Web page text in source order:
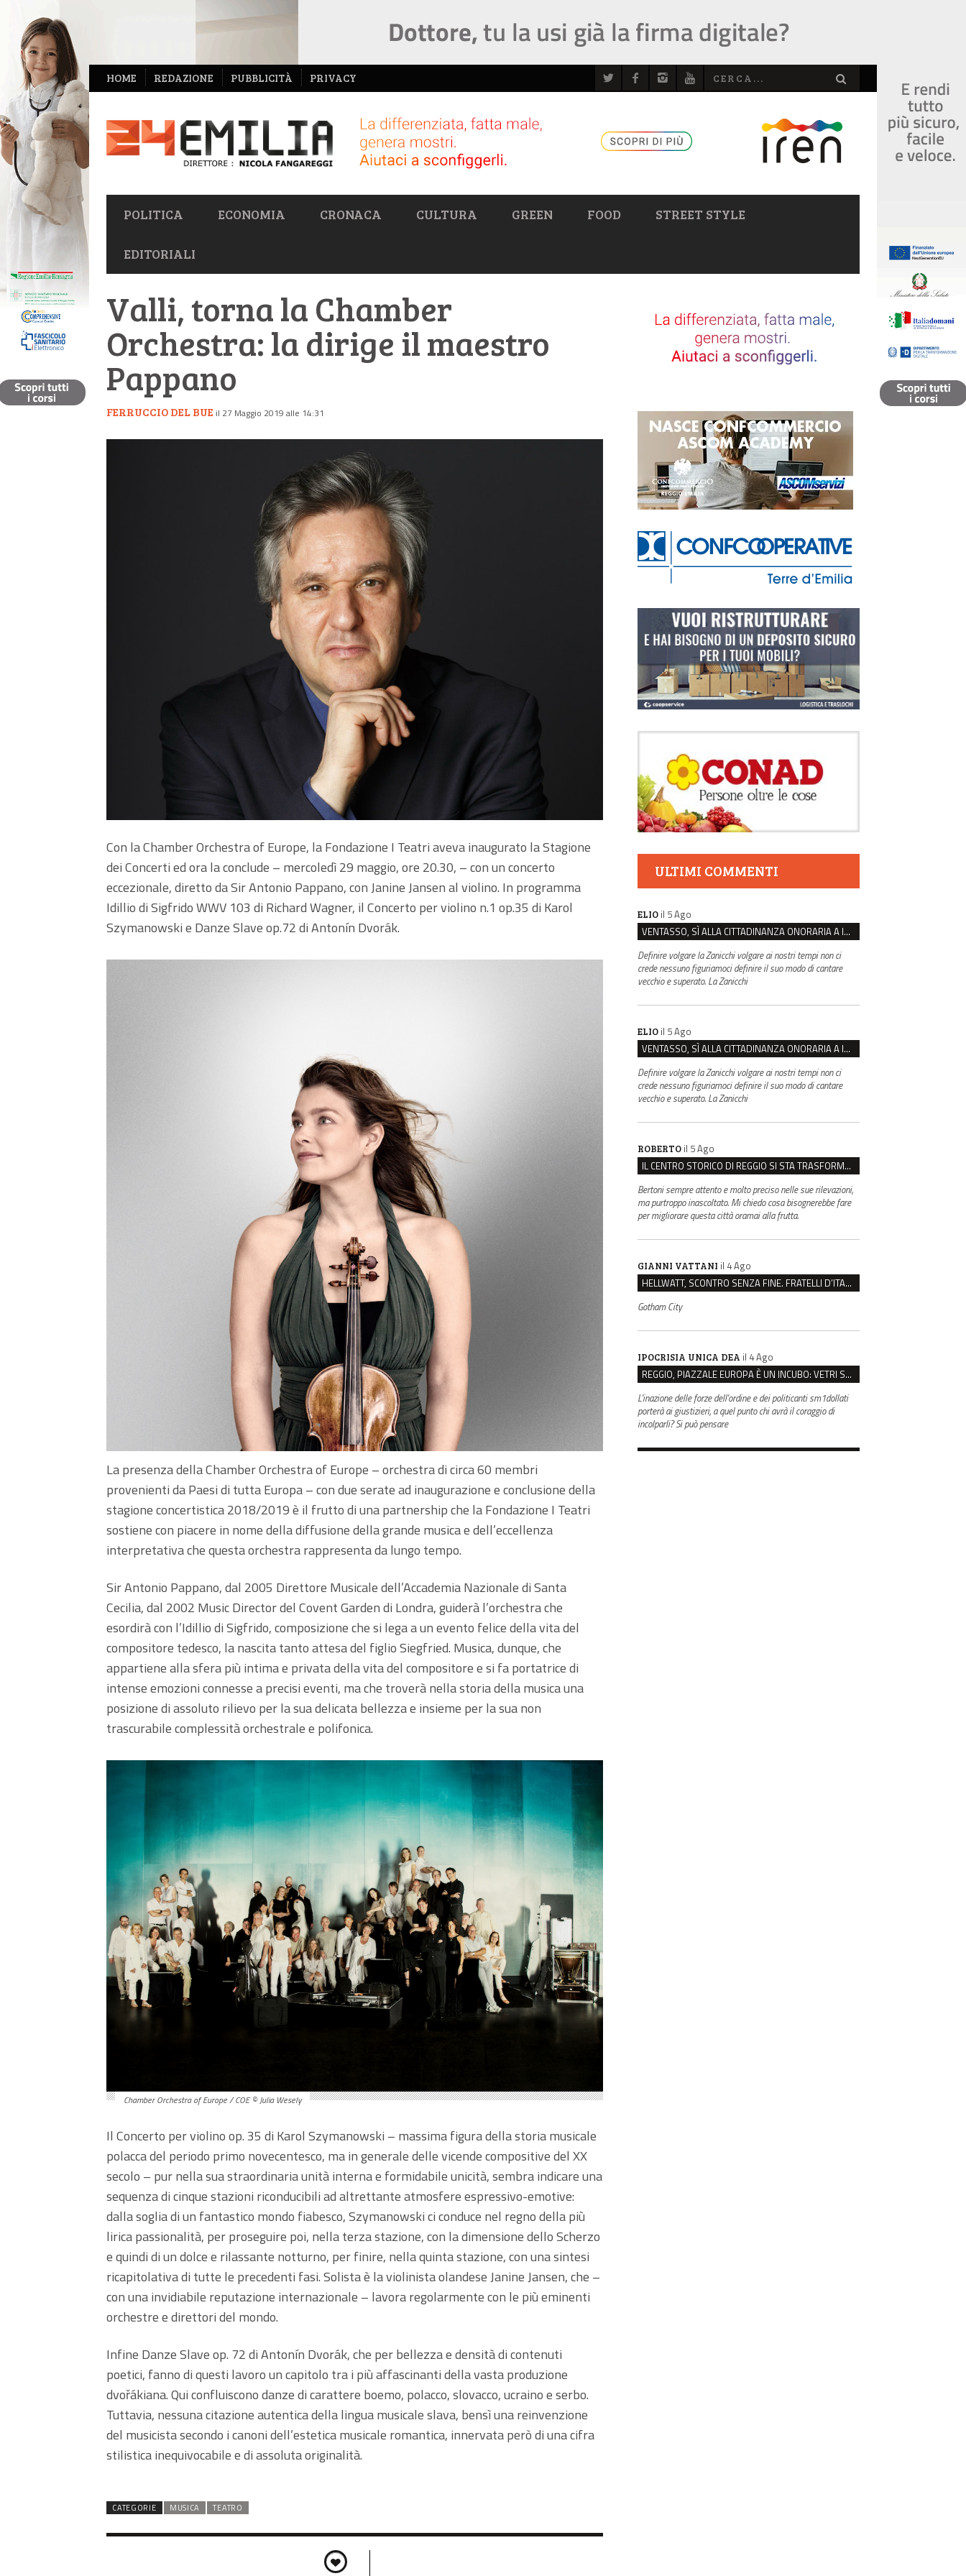
NAVIGAZIONE
SECONDARIA
HOME REDAZIONE PUBBLICITÀ PRIVACY
NAVIGAZIONE
PRIMARIA
POLITICA ECONOMIA CRONACA CULTURA GREEN FOOD STREET STYLE
EDITORIALI
Valli, torna la Chamber
Orchestra: la dirige il maestro
Pappano
FERRUCCIO DEL BUE il 27 Maggio 2019 alle 14:31
Con la Chamber Orchestra of Europe, la Fondazione I Teatri aveva inaugurato la Stagione
dei Concerti ed ora la conclude – mercoledì 29 maggio, ore 20.30, – con un concerto
eccezionale, diretto da Sir Antonio Pappano, con Janine Jansen al violino. In programma
Idillio di Sigfrido WWV 103 di Richard Wagner, il Concerto per violino n.1 op.35 di Karol
Szymanowski e Danze Slave op.72 di Antonín Dvorák.
La presenza della Chamber Orchestra of Europe – orchestra di circa 60 membri
provenienti da Paesi di tutta Europa – con due serate ad inaugurazione e conclusione della
stagione concertistica 2018/2019 è il frutto di una partnership che la Fondazione I Teatri
sostiene con piacere in nome della diffusione della grande musica e dell’eccellenza
interpretativa che questa orchestra rappresenta da lungo tempo.
Sir Antonio Pappano, dal 2005 Direttore Musicale dell’Accademia Nazionale di Santa
Cecilia, dal 2002 Music Director del Covent Garden di Londra, guiderà l’orchestra che
esordirà con l’Idillio di Sigfrido, composizione che si lega a un evento felice della vita del
compositore tedesco, la nascita tanto attesa del figlio Siegfried. Musica, dunque, che
appartiene alla sfera più intima e privata della vita del compositore e si fa portatrice di
intense emozioni connesse a precisi eventi, ma che troverà nella storia della musica una
posizione di assoluto rilievo per la sua delicata bellezza e insieme per la sua non
trascurabile complessità orchestrale e polifonica.
Chamber Orchestra of Europe / COE © Julia Wesely
Il Concerto per violino op. 35 di Karol Szymanowski – massima figura della storia musicale
polacca del periodo primo novecentesco, ma in generale delle vicende compositive del XX
secolo – pur nella sua straordinaria unità interna e formidabile unicità, sembra indicare una
sequenza di cinque stazioni riconducibili ad altrettante atmosfere espressivo-emotive:
dalla soglia di un fantastico mondo fiabesco, Szymanowski ci conduce nel regno della più
lirica passionalità, per proseguire poi, nella terza stazione, con la dimensione dello Scherzo
e quindi di un dolce e rilassante notturno, per finire, nella quinta stazione, con una sintesi
ricapitolativa di tutte le precedenti fasi. Solista è la violinista olandese Janine Jansen, che –
con una invidiabile reputazione internazionale – lavora regolarmente con le più eminenti
orchestre e direttori del mondo.
Infine Danze Slave op. 72 di Antonín Dvorák, che per bellezza e densità di contenuti
poetici, fanno di questi lavoro un capitolo tra i più affascinanti della vasta produzione
dvořákiana. Qui confluiscono danze di carattere boemo, polacco, slovacco, ucraino e serbo.
Tuttavia, nessuna citazione autentica della lingua musicale slava, bensì una reinvenzione
del musicista secondo i canoni dell’estetica musicale romantica, innervata però di una cifra
stilistica inequivocabile e di assoluta originalità.
CATEGORIE MUSICA TEATRO
ULTIMI COMMENTI
ELIO il 5 Ago
VENTASSO, SÌ ALLA CITTADINANZA ONORARIA A IVA ZANICCHI. MA BARGIACCHI: “È DI PESSIMO GUSTO”
Definire volgare la Zanicchi volgare ai nostri tempi non ci
crede nessuno figuriamoci definire il suo modo di cantare
vecchio e superato. La Zanicchi
ELIO il 5 Ago
VENTASSO, SÌ ALLA CITTADINANZA ONORARIA A IVA ZANICCHI. MA BARGIACCHI: “È DI PESSIMO GUSTO”
Definire volgare la Zanicchi volgare ai nostri tempi non ci
crede nessuno figuriamoci definire il suo modo di cantare
vecchio e superato. La Zanicchi
ROBERTO il 5 Ago
IL CENTRO STORICO DI REGGIO SI STA TRASFORMANDO, E NON IN MEGLIO
Bertoni sempre attento e molto preciso nelle sue rilevazioni,
ma purtroppo inascoltato. Mi chiedo cosa bisognerebbe fare
per migliorare questa città oramai alla frutta.
GIANNI VATTANI il 4 Ago
HELLWATT, SCONTRO SENZA FINE. FRATELLI D’ITALIA: “MILANI PORTA DOCUMENTI, DE FRANCO INSULTI”
Gotham City
IPOCRISIA UNICA DEA il 4 Ago
REGGIO, PIAZZALE EUROPA È UN INCUBO: VETRI SPACCATI E FURTI SULLE AUTO IN SOSTA
L'inazione delle forze dell'ordine e dei politicanti sm1dollati
porterà ai giustizieri, a quel punto chi avrà il coraggio di
incolparli? Si può pensare